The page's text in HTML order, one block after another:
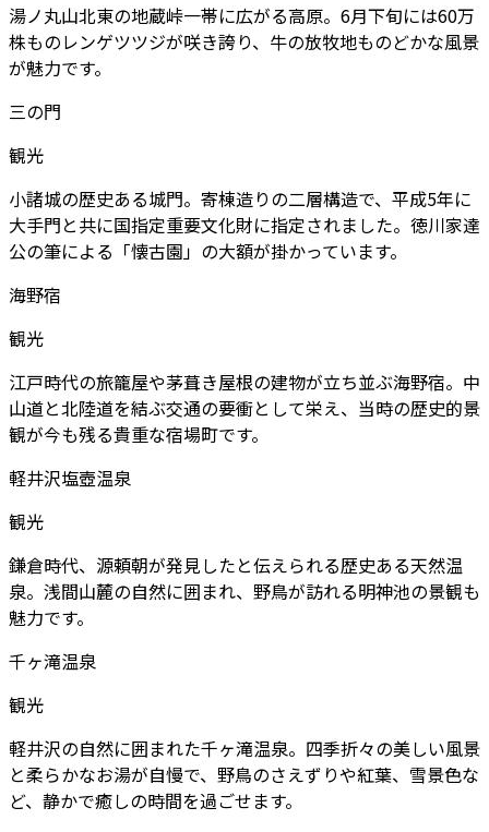
湯ノ丸山北東の地蔵峠一帯に広がる高原。6月下旬には60万
株ものレンゲツツジが咲き誇り、牛の放牧地ものどかな風景
が魅力です。
三の門
観光
小諸城の歴史ある城門。寄棟造りの二層構造で、平成5年に
大手門と共に国指定重要文化財に指定されました。徳川家達
公の筆による「懐古園」の大額が掛かっています。
海野宿
観光
江戸時代の旅籠屋や茅葺き屋根の建物が立ち並ぶ海野宿。中
山道と北陸道を結ぶ交通の要衝として栄え、当時の歴史的景
観が今も残る貴重な宿場町です。
軽井沢塩壺温泉
観光
鎌倉時代、源頼朝が発見したと伝えられる歴史ある天然温
泉。浅間山麓の自然に囲まれ、野鳥が訪れる明神池の景観も
魅力です。
千ヶ滝温泉
観光
軽井沢の自然に囲まれた千ヶ滝温泉。四季折々の美しい風景
と柔らかなお湯が自慢で、野鳥のさえずりや紅葉、雪景色な
ど、静かで癒しの時間を過ごせます。